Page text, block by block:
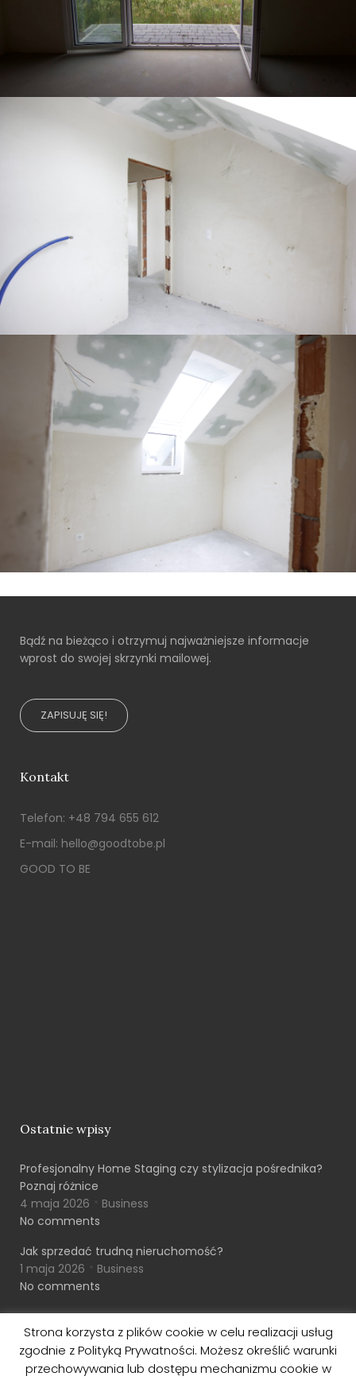
Bądź na bieżąco i otrzymuj najważniejsze informacje
wprost do swojej skrzynki mailowej.
ZAPISUJĘ SIĘ!
Kontakt
Telefon: +48 794 655 612
E-mail: hello@goodtobe.pl
GOOD TO BE
Ostatnie wpisy
Profesjonalny Home Staging czy stylizacja pośrednika?
Poznaj różnice
4 maja 2026
Business
No comments
Jak sprzedać trudną nieruchomość?
1 maja 2026
Business
No comments
© 2026 GOOD TO BE
Strona korzysta z plików cookie w celu realizacji usług
zgodnie z Polityką Prywatności. Możesz określić warunki
przechowywania lub dostępu mechanizmu cookie w